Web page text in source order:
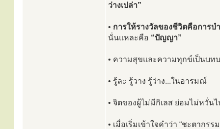
ว่างเปล่า”
• การให้รางวัลของชีวิตคือการ
นั่นแหละคือ “ปัญญา”
• ความสุขและความทุกข์เป็นบท
• รู้ละ รู้วาง รู้ว่าง...ในอารมณ์
• จิตของผู้ไม่มีกิเลส ย่อมไม่หวั่น
• เมื่อเริ่มเข้าใจคำว่า “ชะตากรร